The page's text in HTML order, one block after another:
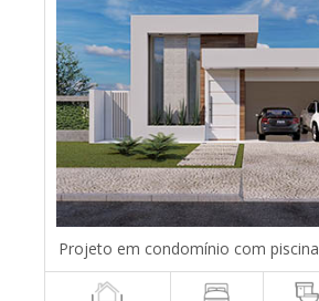
Projeto em condomínio com piscina